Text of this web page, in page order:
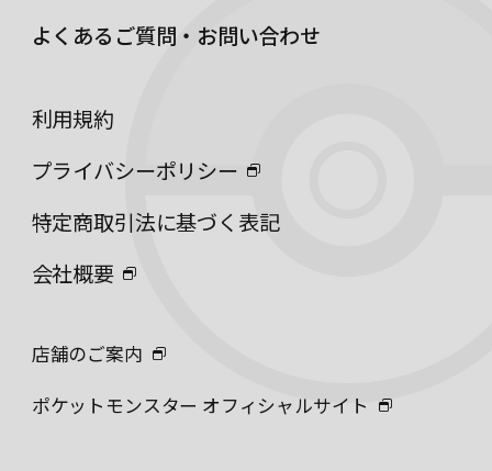
よくあるご質問・お問い合わせ
利用規約
プライバシーポリシー
特定商取引法に基づく表記
会社概要
店舗のご案内
ポケットモンスター オフィシャルサイト